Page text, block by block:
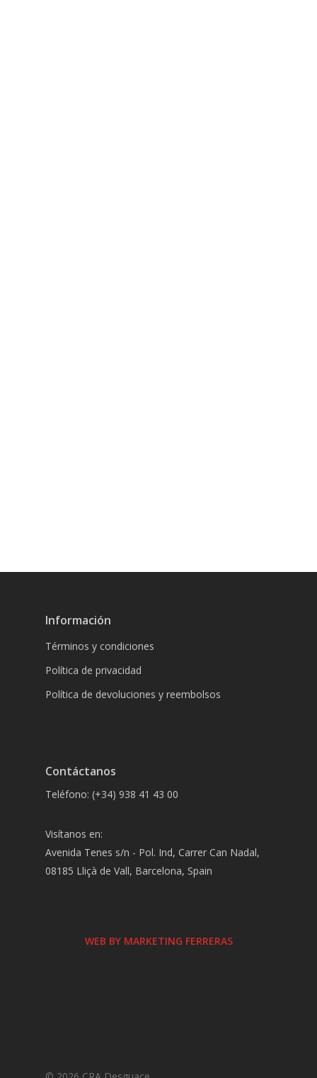
Información
Términos y condiciones
Política de privacidad
Política de devoluciones y reembolsos
Contáctanos
Teléfono: (+34) 938 41 43 00
Visítanos en:
Avenida Tenes s/n - Pol. Ind, Carrer Can Nadal,
08185 Lliçà de Vall, Barcelona, Spain
WEB BY MARKETING FERRERAS